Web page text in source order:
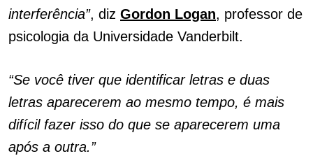
interferência”, diz Gordon Logan, professor de
psicologia da Universidade Vanderbilt.
“Se você tiver que identificar letras e duas
letras aparecerem ao mesmo tempo, é mais
difícil fazer isso do que se aparecerem uma
após a outra.”